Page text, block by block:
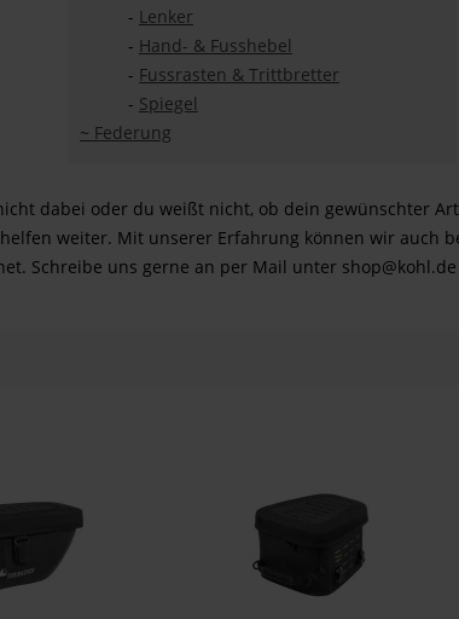
- Lenker
- Hand- & Fusshebel
- Fussrasten & Trittbretter
- Spiegel
~ Federung
dabei oder du weißt nicht, ob dein gewünschter
weiter. Mit unserer Erfahrung können wir auch
Schreibe uns gerne an per Mail unter shop@kohl.de